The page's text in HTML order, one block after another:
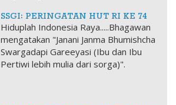
SSGI: PERINGATAN HUT RI KE 74
Hiduplah Indonesia Raya.....​ Bhagawan
mengatakan "Janani Janma Bhumishcha
Swargadapi Gareeyasi (Ibu dan Ibu
Pertiwi lebih mulia dari sorga)".